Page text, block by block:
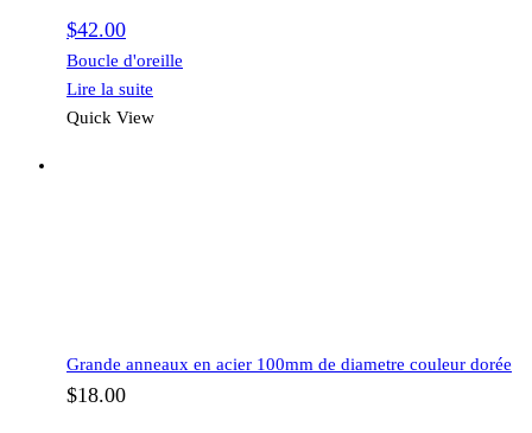
$42.00
Boucle d'oreille
Lire la suite
Quick View
Grande anneaux en acier 100mm de diametre couleur dorée
$18.00